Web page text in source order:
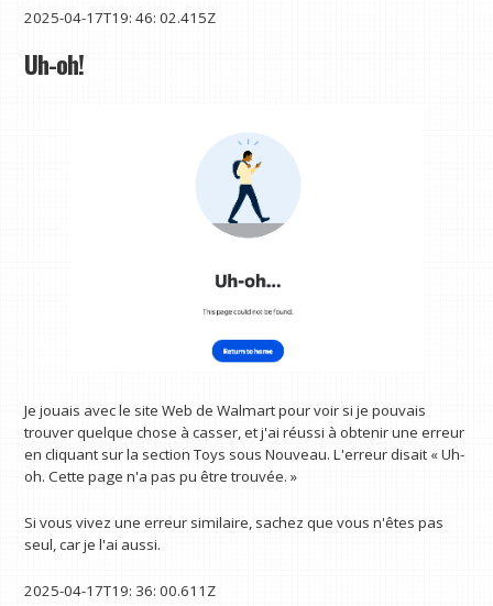
2025-04-17T19: 46: 02.415Z
Uh-oh!
Je jouais avec le site Web de Walmart pour voir si je pouvais
trouver quelque chose à casser, et j'ai réussi à obtenir une erreur
en cliquant sur la section Toys sous Nouveau. L'erreur disait « Uh-
oh. Cette page n'a pas pu être trouvée. »
Si vous vivez une erreur similaire, sachez que vous n'êtes pas
seul, car je l'ai aussi.
2025-04-17T19: 36: 00.611Z